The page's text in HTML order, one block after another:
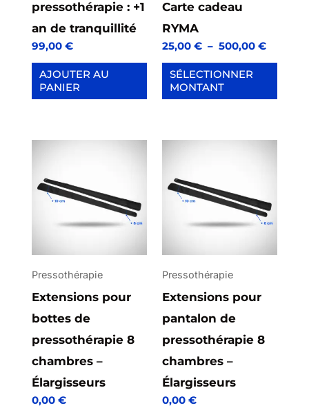
pressothérapie : +1
an de tranquillité
99,00 €
AJOUTER AU
PANIER
Carte cadeau
RYMA
25,00 € – 500,00 €
SÉLECTIONNER
MONTANT
Pressothérapie
Extensions pour
bottes de
pressothérapie 8
chambres –
Élargisseurs
0,00 €
a
variations.
Les
options
peuvent
être
choisies
sur
la
page
Pressothérapie
Extensions pour
pantalon de
pressothérapie 8
chambres –
Élargisseurs
0,00 €